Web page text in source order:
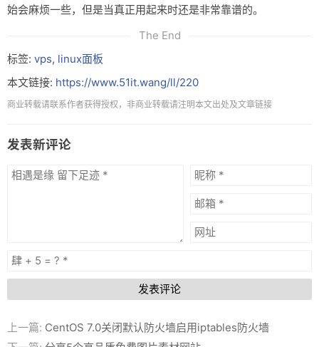
始会麻烦一些，但是当真正用起来时还是非常靠谱的。
The End
标签: vps, linux面板
本文链接: https://www.51it.wang/ll/220
商业转载请联系作者获得授权，非商业转载请注明本文出处及文章链接
发表新评论
发表评论
上一篇: CentOS 7.0关闭默认防火墙启用iptables防火墙